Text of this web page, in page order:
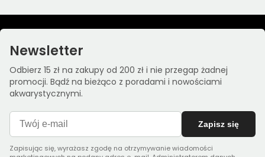
Newsletter
Odbierz 15 zł na zakupy od 200 zł i nie przegap żadnej
promocji. Bądź na bieżąco z poradami i nowościami
akwarystycznymi.
Zapisz się
Zapisując się, wyrażasz zgodę na otrzymywanie wiadomości